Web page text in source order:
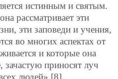
истинным и святым.
рассматривает эти
эти заповеди и учения,
во многих аспектах от
и которые она
зачастую приносят луч
людей» [8].